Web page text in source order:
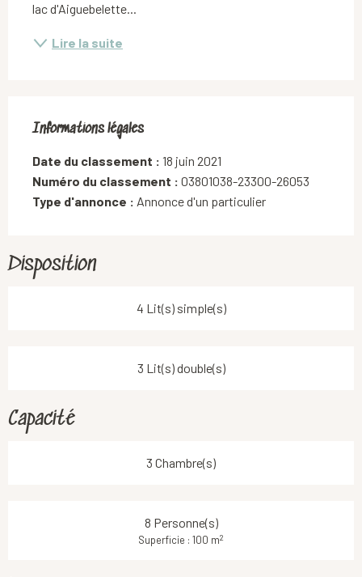
lac d'Aiguebelette...
Lire la suite
Informations légales
Informations légales
Date du classement : 18 juin 2021
Numéro du classement : 03801038-23300-26053
Type d'annonce : Annonce d'un particulier
Disposition
4 Lit(s) simple(s)
3 Lit(s) double(s)
Capacité
3 Chambre(s)
8 Personne(s)
Superficie : 100 m2